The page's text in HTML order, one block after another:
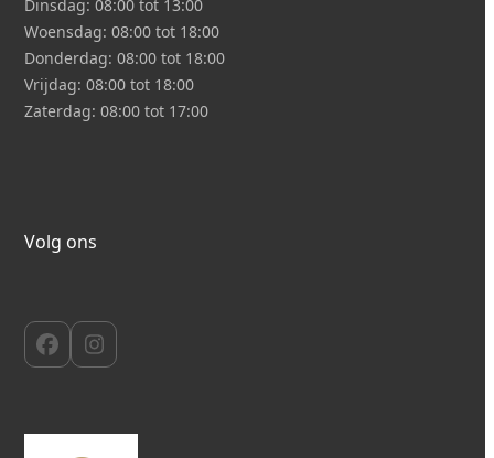
Dinsdag:08:00 tot 13:00
Woensdag:08:00 tot 18:00
Donderdag:08:00 tot 18:00
Vrijdag:08:00 tot 18:00
Zaterdag:08:00 tot 17:00
Volg ons
FacebookInstagram